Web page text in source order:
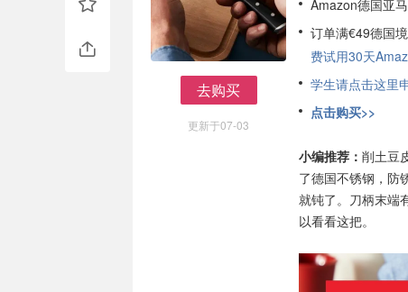
去购买
更新于07-03
Amazon德国亚
订单满€49德国
费试用30天
学生请点击这里
点击购买>>
小编推荐： 削土豆
了德国不锈钢，防
就钝了。刀柄末端
以看看这把。